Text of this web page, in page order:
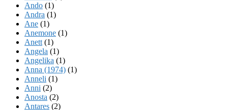
Ando (1)
Andra (1)
Ane (1)
Anemone (1)
Anett (1)
Angela (1)
Angelika (1)
Anna (1974) (1)
Anneli (1)
Anni (2)
Anosta (2)
Antares (2)